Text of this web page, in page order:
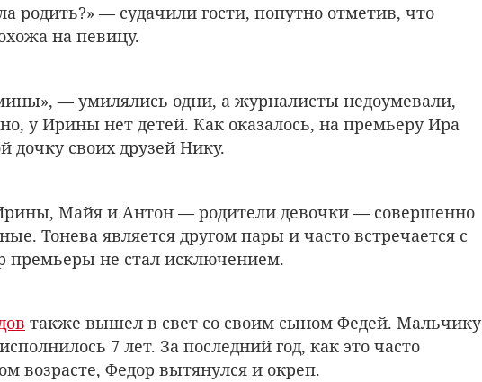
родить?» — судачили гости, попутно отметив, что
на певицу.
— умилялись одни, а журналисты недоумевали,
у Ирины нет детей. Как оказалось, на премьеру Ира
дочку своих друзей Нику.
Майя и Антон — родители девочки — совершенно
Тонева является другом пары и часто встречается с
премьеры не стал исключением.
также вышел в свет со своим сыном Федей. Мальчику
7 лет. За последний год, как это часто
возрасте, Федор вытянулся и окреп.